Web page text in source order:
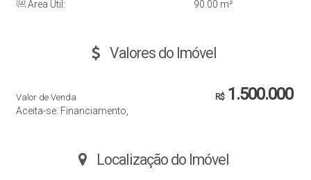
Área Útil: 90.00 m²
Valores do Imóvel
R$1.500.000
Valor de Venda
Aceita-se: Financiamento,
Localização do Imóvel